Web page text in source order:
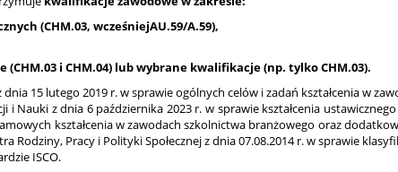
(CHM.03, wcześniejAU.59/A.59),
(CHM.03 i CHM.04) lub wybrane kwalifikacje (np. tylkoCHM.03).
15 lutego 2019 r. w sprawie ogólnych celów i zadań kształcenia w
z dnia 6 października 2023 r. w sprawie kształcenia
kształcenia w zawodach szkolnictwa branżowego oraz
Pracy i Polityki Społecznej z dnia 07.08.2014 r. w sprawie
ISCO.